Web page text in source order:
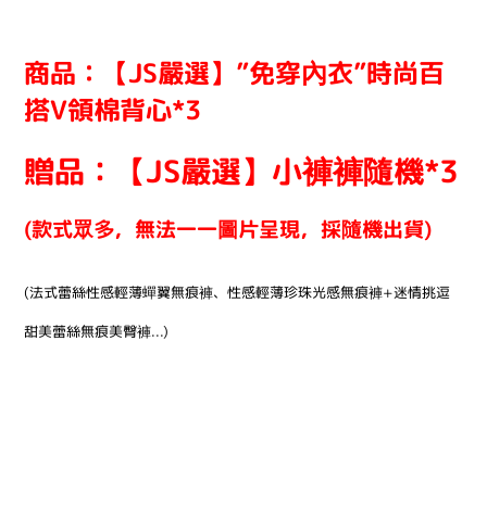
商品：【JS嚴選】”免穿內衣”時尚百
搭V領棉背心*3
贈品：【JS嚴選】小褲褲隨機*3
(款式眾多，無法一一圖片呈現，採隨機出貨)
(法式蕾絲性感輕薄蟬翼無痕褲、性感輕薄珍珠光感無痕褲+迷情挑逗
甜美蕾絲無痕美臀褲...)